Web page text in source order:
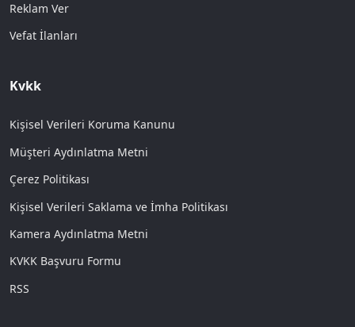
Reklam Ver
Vefat İlanları
Kvkk
Kişisel Verileri Koruma Kanunu
Müşteri Aydınlatma Metni
Çerez Politikası
Kişisel Verileri Saklama ve İmha Politikası
Kamera Aydınlatma Metni
KVKK Başvuru Formu
RSS